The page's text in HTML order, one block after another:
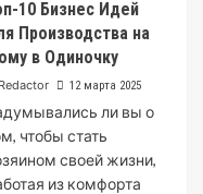
10 Бизнес Идей
Производства на
в Одиночку
Redactor 12 марта 2025
ли вы о
чтобы стать
своей жизни,
из комфорта